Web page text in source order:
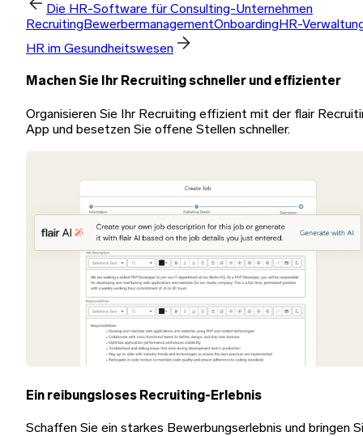
Die HR-Software für Consulting-Unternehmen
RecruitingBewerbermanagementOnboardingHR-
HR im Gesundheitswesen
Machen Sie Ihr Recruiting schneller und effizienter
Organisieren Sie Ihr Recruiting effizient mit der flair
App und besetzen Sie offene Stellen schneller.
Ein reibungsloses Recruiting-Erlebnis
Schaffen Sie ein starkes Bewerbungserlebnis und bringen